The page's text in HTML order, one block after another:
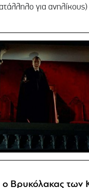
για ανηλίκους)
ο Βρυκόλακας των